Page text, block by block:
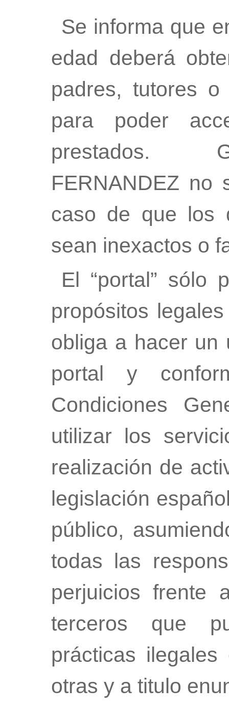
Se informa que
edad deberá
padres, tutores o
para poder
prestados.
FERNANDEZ no
caso de que los
sean inexactos o
El “portal” sólo
propósitos
obliga a hacer un
portal y
Condiciones
utilizar los
realización de
legislación
público,
todas las
perjuicios frente
terceros que
prácticas
otras y a titulo